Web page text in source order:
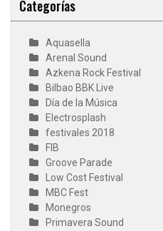
Categorías
Aquasella
Arenal Sound
Azkena Rock Festival
Bilbao BBK Live
Día de la Música
Electrosplash
festivales 2018
FIB
Groove Parade
Low Cost Festival
MBC Fest
Monegros
Primavera Sound